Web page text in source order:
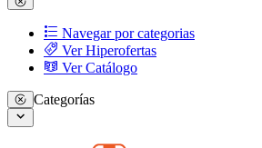
Navegar por categorias
Ver Hiperofertas
Ver Catálogo
Categorías